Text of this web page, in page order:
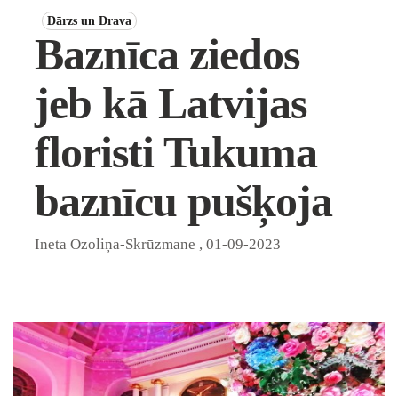
Dārzs un Drava
Baznīca ziedos
jeb kā Latvijas
floristi Tukuma
baznīcu pušķoja
Ineta Ozoliņa-Skrūzmane , 01-09-2023